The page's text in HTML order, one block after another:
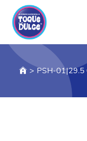
> PSH-01|29.5